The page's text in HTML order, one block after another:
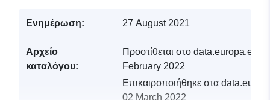
Ενημέρωση: 27 August 2021
Αρχείο
καταλόγου:
Προστίθεται στο data.europa.eu:
February 2022
Επικαιροποιήθηκε στα
02 March 2022